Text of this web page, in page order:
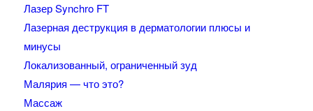
Лазер Synchro FT
Лазерная деструкция в дерматологии плюсы и
минусы
Локализованный, ограниченный зуд
Малярия — что это?
Массаж